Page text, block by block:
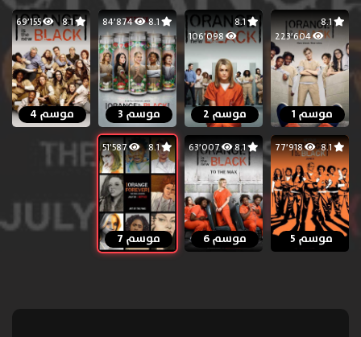
8.1
223٬604
موسم 1
8.1
106٬098
موسم 2
8.1 84٬874
موسم 3
8.1 69٬155
موسم 4
8.1 77٬918
موسم 5
8.1 63٬007
موسم 6
8.1 51٬587
موسم 7